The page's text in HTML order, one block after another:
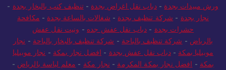
ورش مبيدات بجدة -دباب نقل اغراض بجدة -تنظيف كنب بالبخار بجدة -
نجار بجدة - شركة تنظيف بجدة - شغالات بالساعة بجدة - مكافحة
حشرات بجدة - دباب نقل عفش جده - ونيت نقل عفش
بالرياض - شركة تنظيف بالباحة - شركة تنظيف بالبخار بالباحة - نجار
موبيليا بمكة -دباب نقل عفش بجدة - افضل نجار بمكة - نجار موبيليا
بمكة - افضل نجار بمكة المكرمة - نجار مكة - معلم لياسة بالرياض -